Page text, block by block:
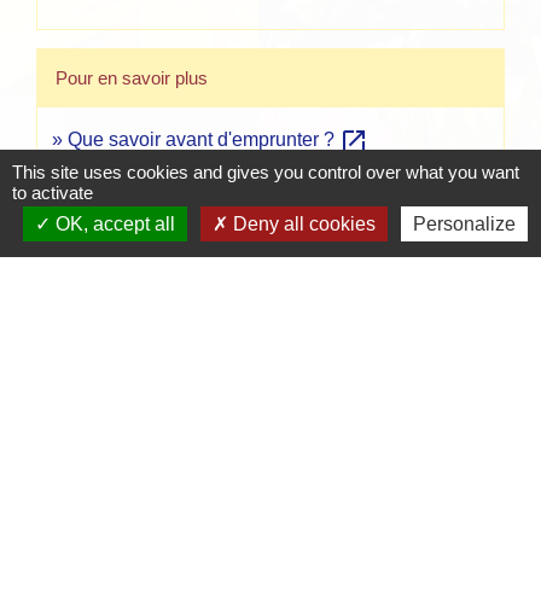
Pour en savoir plus
Que savoir avant d'emprunter ? open_in_new
Autorité de contrôle prudentiel et de résolution (ACPR)
Comprendre son contrat avant de signer open_in_new
Autorité de contrôle prudentiel et de résolution (ACPR)
This site uses cookies and gives you control over what you want
to activate
OK, accept all
Deny all cookies Personalize